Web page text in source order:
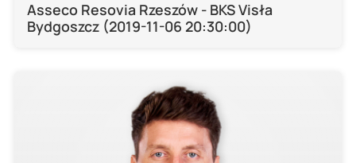
Asseco Resovia Rzeszów - BKS Visła
Bydgoszcz (2019-11-06 20:30:00)